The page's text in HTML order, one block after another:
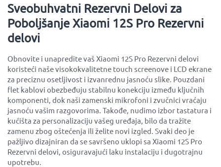
Sveobuhvatni Rezervni Delovi za
Poboljšanje Xiaomi 12S Pro Rezervni
delovi
Obnovite i unapredite vaš Xiaomi 12S Pro Rezervni delovi
koristeći naše visokokvalitetne touch screenove i LCD ekrane
za preciznu osetljivost i izvanrednu jasnoću slike. Pouzdani
flet kablovi obezbeđuju stabilnu konekciju između ključnih
komponenti, dok naši zamenski mikrofoni i zvučnici vraćaju
jasnoću vašim razgovorima. Takođe, nudimo izbor tastatura i
kućišta za personalizaciju vašeg uređaja, bilo da tražite
zamenu zbog oštećenja ili želite novi izgled. Svaki deo je
pažljivo dizajniran da se savršeno uklopi sa Xiaomi 12S Pro
Rezervni delovi, osiguravajući laku instalaciju i dugotrajnu
upotrebu.